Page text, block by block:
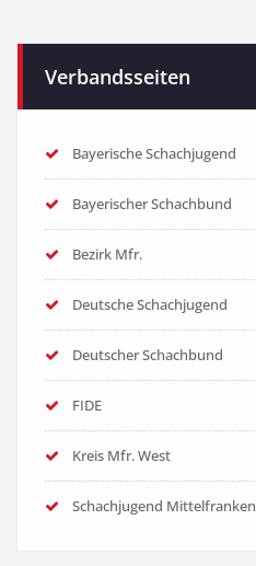
Verbandsseiten
Bayerische Schachjugend
Bayerischer Schachbund
Bezirk Mfr.
Deutsche Schachjugend
Deutscher Schachbund
FIDE
Kreis Mfr. West
Schachjugend Mittelfranken